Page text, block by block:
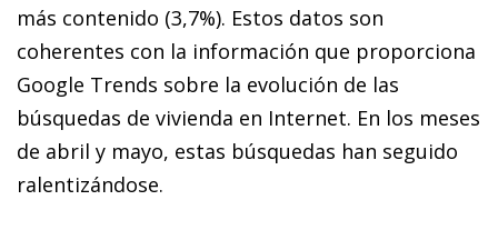
más contenido (3,7%). Estos datos son
coherentes con la información que proporciona
Google Trends sobre la evolución de las
búsquedas de vivienda en Internet. En los meses
de abril y mayo, estas búsquedas han seguido
ralentizándose.